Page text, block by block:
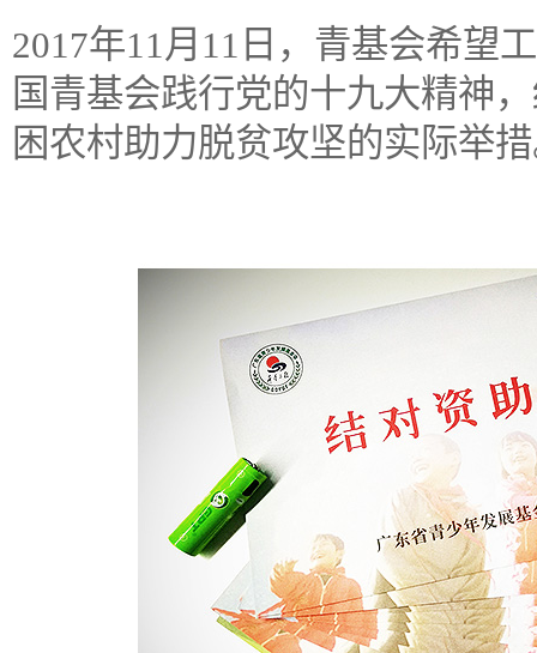
2017年11月 11 日，青基会希望
国青基会践行党的十九大精神
困农村助力脱贫攻坚的实际举